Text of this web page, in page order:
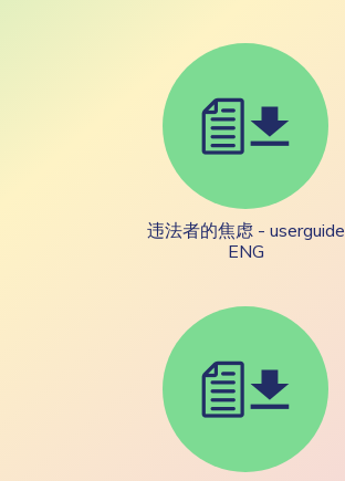
违法者的焦虑 - userguide
ENG